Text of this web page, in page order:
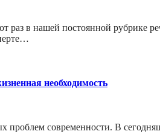
раз в нашей постоянной рубрике
необходимость
проблем современности. В